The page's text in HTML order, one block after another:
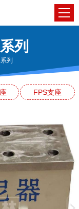
列
列
FPS支座